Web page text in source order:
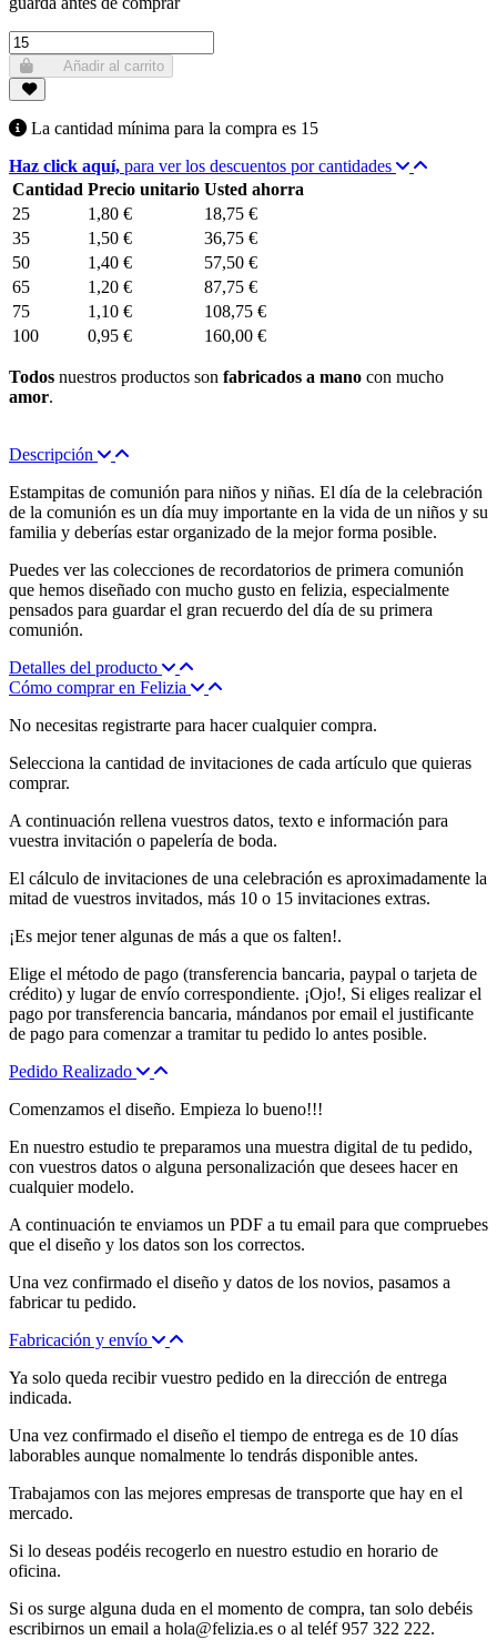
Añadir al carrito
La cantidad mínima para la compra es 15
Haz click aquí, para ver los descuentos por cantidades
Cantidad Precio unitario Usted ahorra
25
1,80 €
18,75 €
35
1,50 €
36,75 €
50
1,40 €
57,50 €
65
1,20 €
87,75 €
75
1,10 €
108,75 €
100
0,95 € 160,00 €
Todos nuestros productos son fabricados a mano con mucho
amor.
Descripción
Estampitas de comunión para niños y niñas. El día de la celebración
de la comunión es un día muy importante en la vida de un niños y su
familia y deberías estar organizado de la mejor forma posible.
Puedes ver las colecciones de recordatorios de primera comunión
que hemos diseñado con mucho gusto en felizia, especialmente
pensados para guardar el gran recuerdo del día de su primera
comunión.
Detalles del producto
Cómo comprar en Felizia
No necesitas registrarte para hacer cualquier compra.
Selecciona la cantidad de invitaciones de cada artículo que quieras
comprar.
A continuación rellena vuestros datos, texto e información para
vuestra invitación o papelería de boda.
El cálculo de invitaciones de una celebración es aproximadamente la
mitad de vuestros invitados, más 10 o 15 invitaciones extras.
¡Es mejor tener algunas de más a que os falten!.
Elige el método de pago (transferencia bancaria, paypal o tarjeta de
crédito) y lugar de envío correspondiente. ¡Ojo!, Si eliges realizar el
pago por transferencia bancaria, mándanos por email el justificante
de pago para comenzar a tramitar tu pedido lo antes posible.
Pedido Realizado
Comenzamos el diseño. Empieza lo bueno!!!
En nuestro estudio te preparamos una muestra digital de tu pedido,
con vuestros datos o alguna personalización que desees hacer en
cualquier modelo.
A continuación te enviamos un PDF a tu email para que compruebes
que el diseño y los datos son los correctos.
Una vez confirmado el diseño y datos de los novios, pasamos a
fabricar tu pedido.
Fabricación y envío
Ya solo queda recibir vuestro pedido en la dirección de entrega
indicada.
Una vez confirmado el diseño el tiempo de entrega es de 10 días
laborables aunque nomalmente lo tendrás disponible antes.
Trabajamos con las mejores empresas de transporte que hay en el
mercado.
Si lo deseas podéis recogerlo en nuestro estudio en horario de
oficina.
Si os surge alguna duda en el momento de compra, tan solo debéis
escribirnos un email a hola@felizia.es o al teléf 957 322 222.